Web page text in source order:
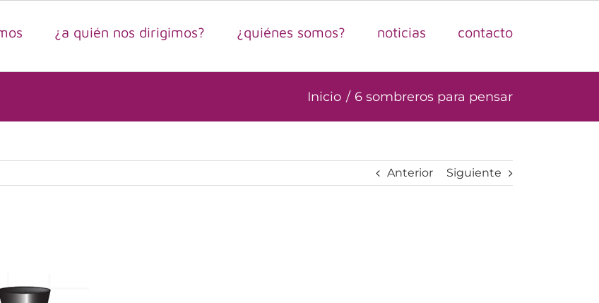
¿a quién nos dirigimos? ¿quiénes somos? noticias contacto
Inicio 6 sombreros para pensar
Anterior Siguiente